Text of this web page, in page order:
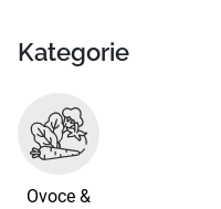
Kategorie
Ovoce &